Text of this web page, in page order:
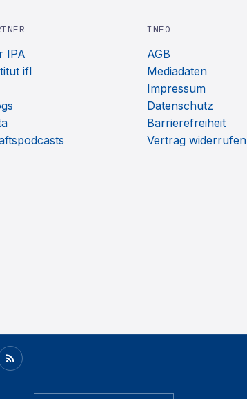
IPA
ifl
INFO
AGB
Mediadaten
Impressum
Datenschutz
Barrierefreiheit
Vertrag widerrufen